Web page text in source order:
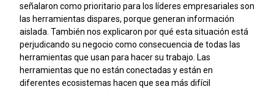
señalaron como prioritario para los líderes empresariales son
las herramientas dispares, porque generan información
aislada. También nos explicaron por qué esta situación está
perjudicando su negocio como consecuencia de todas las
herramientas que usan para hacer su trabajo. Las
herramientas que no están conectadas y están en
diferentes ecosistemas hacen que sea más difícil